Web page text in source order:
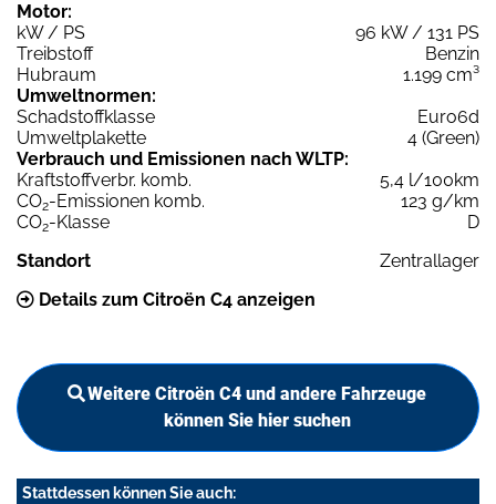
Motor:
kW / PS
96 kW / 131 PS
Treibstoff
Benzin
Hubraum
1.199 cm³
Umweltnormen:
Schadstoffklasse
Euro6d
Umweltplakette
4 (Green)
Verbrauch und Emissionen nach WLTP:
Kraftstoffverbr. komb.
5,4 l/100km
CO2-Emissionen komb.
123 g/km
CO2-Klasse
D
Standort
Zentrallager
Details zum Citroën C4 anzeigen
Weitere Citroën C4 und andere Fahrzeuge
können Sie hier suchen
Stattdessen können Sie auch: